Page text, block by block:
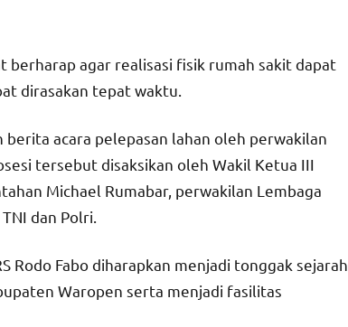
berharap agar realisasi fisik rumah sakit dapat
dirasakan tepat waktu.
acara pelepasan lahan oleh perwakilan
tersebut disaksikan oleh Wakil Ketua III
Michael Rumabar, perwakilan Lembaga
dan Polri.
Rodo Fabo diharapkan menjadi tonggak sejarah
Waropen serta menjadi fasilitas